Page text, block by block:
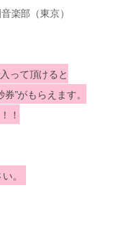
楽部（東京）
って頂けると
”がもらえます。
！
。